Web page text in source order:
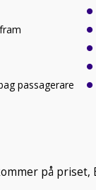
passagerare
på